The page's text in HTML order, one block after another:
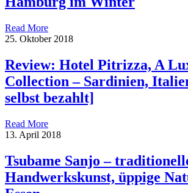
Read More
25. Oktober 2018
Review: Hotel Pitrizza, A
Collection – Sardinien,
selbst bezahlt]
Read More
13. April 2018
Tsubame Sanjo –
Handwerkskunst, üppige